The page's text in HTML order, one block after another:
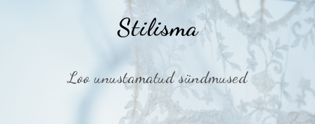
Stilisma
Loo unustamatud sündmused